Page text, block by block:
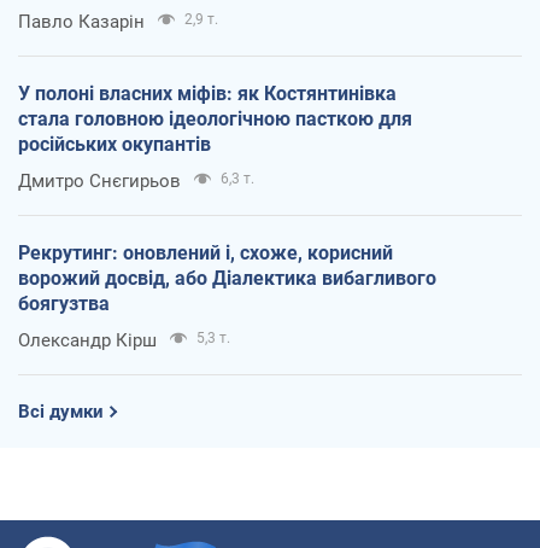
Павло Казарін 2,9 т.
У полоні власних міфів: як Костянтинівка
стала головною ідеологічною пасткою для
російських окупантів
Дмитро Снєгирьов 6,3 т.
Рекрутинг: оновлений і, схоже, корисний
ворожий досвід, або Діалектика вибагливого
боягузтва
Олександр Кірш 5,3 т.
Всі думки